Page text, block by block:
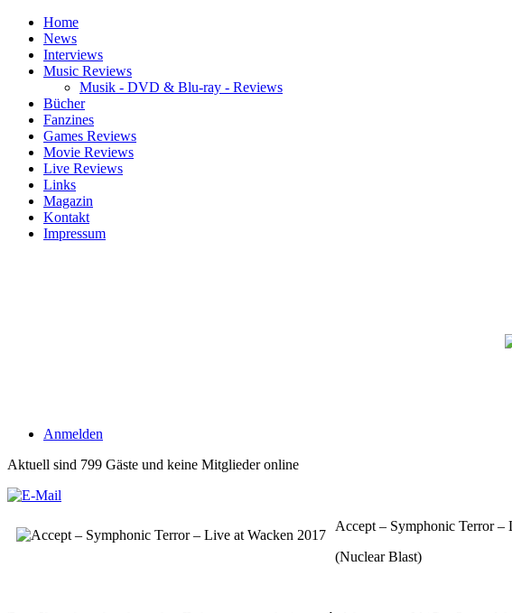
Home
News
Interviews
Music Reviews
Musik - DVD & Blu-ray - Reviews
Bücher
Fanzines
Games Reviews
Movie Reviews
Live Reviews
Links
Magazin
Kontakt
Impressum
Anmelden
Aktuell sind 799 Gäste und keine Mitglieder online
Accept – Symphonic Terror –
(Nuclear Blast)